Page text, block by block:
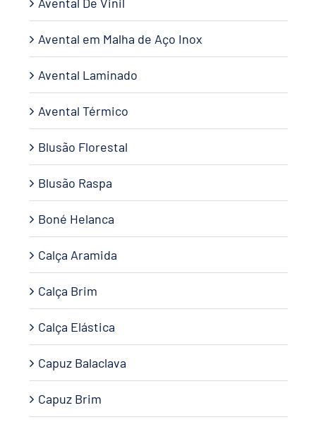
Avental em Malha de Aço Inox
Avental Laminado
Avental Térmico
Blusão Florestal
Blusão Raspa
Boné Helanca
Calça Aramida
Calça Brim
Calça Elástica
Capuz Balaclava
Capuz Brim